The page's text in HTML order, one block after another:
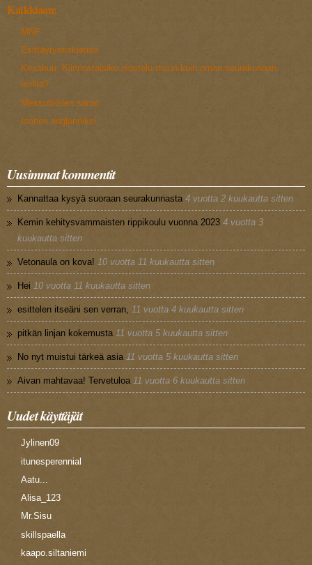
Kaikkiaan:
MNF
Esittäytymiskierros
Kesäkuu: Kiinnostaisiko isostelu muun kuin oman seurakunnan
leirillä?
Messubiisien sanat
Isonen englanniksi
Uusimmat kommentit
Kannattaa kysyä suoraan seurakunnasta 4 vuotta 2 kuukautta sitten
Kemin kehitysvammaisten rippikoulu vuonna 2023 4 vuotta 3
kuukautta sitten
Vetonaula on kova! 10 vuotta 11 kuukautta sitten
Hei 10 vuotta 11 kuukautta sitten
esittelen itseäni sen verran, 11 vuotta 4 kuukautta sitten
pitkän linjan kokemusta 11 vuotta 5 kuukautta sitten
No nyt muistui tärkeä asia 11 vuotta 5 kuukautta sitten
Aivan mahtavaa! Tervetuloa 11 vuotta 6 kuukautta sitten
Uudet käyttäjät
Jylinen09
itunesperennial
Aatu...
Alisa_123
Mr.Sisu
skillspaella
kaapo.siltaniemi